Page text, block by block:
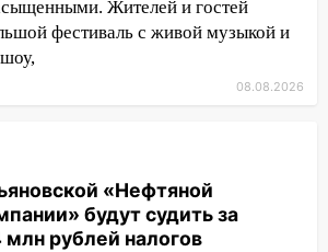
пробило крышу дома на
в Ульяновске и рухнуло
ударил по Ульяновску:
поваленные деревья,
и остановившиеся
Жителей и гостей
фестиваль с живой музыкой и
08.08.2026
«Нефтяной
будут судить за
рублей налогов